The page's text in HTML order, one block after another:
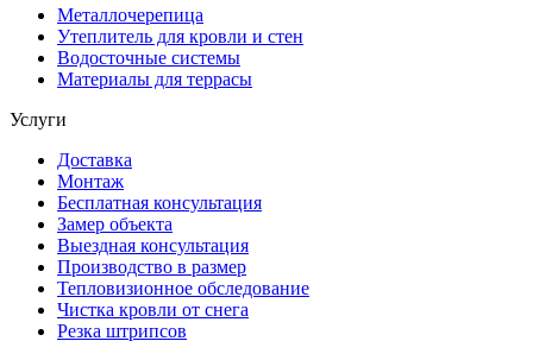
Металлочерепица
Утеплитель для кровли и стен
Водосточные системы
Материалы для террасы
Услуги
Доставка
Монтаж
Бесплатная консультация
Замер объекта
Выездная консультация
Производство в размер
Тепловизионное обследование
Чистка кровли от снега
Резка штрипсов